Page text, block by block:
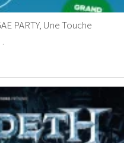
PARTY, Une Touche